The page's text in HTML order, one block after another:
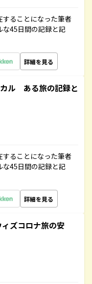
ることになった筆者
な45日間の記録と記
詳細を見る
ル ある旅の記録と
ることになった筆者
な45日間の記録と記
詳細を見る
ズコロナ旅の安